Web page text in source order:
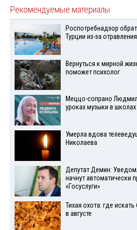
Рекомендуемые материалы
Роспотребнадзор
Турции из-за
Вернуться к мирной
поможет психолог
Меццо-сопрано
уроках музыки в
Умерла вдова
Николаева
Депутат Демин:
начнут автоматически
«Госуслуги»
Тихая охота: где
в августе